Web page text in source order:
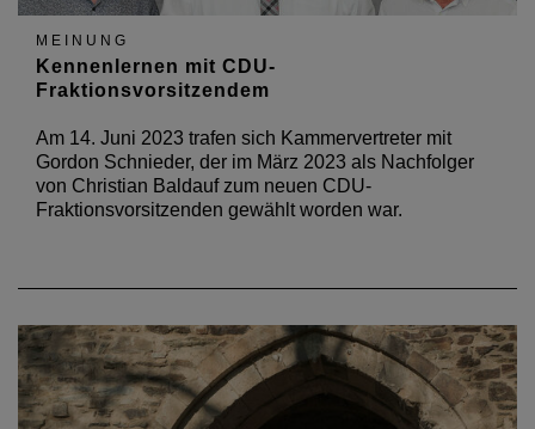
MEINUNG
Kennenlernen mit CDU-
Fraktionsvorsitzendem
Am 14. Juni 2023 trafen sich Kammervertreter mit
Gordon Schnieder, der im März 2023 als Nachfolger
von Christian Baldauf zum neuen CDU-
Fraktionsvorsitzenden gewählt worden war.